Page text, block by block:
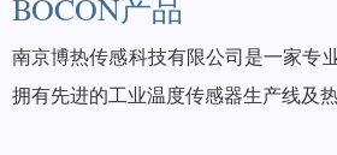
南京博热传感科技有限公司是一家专
拥有先进的工业温度传感器生产线及
BOCON产品